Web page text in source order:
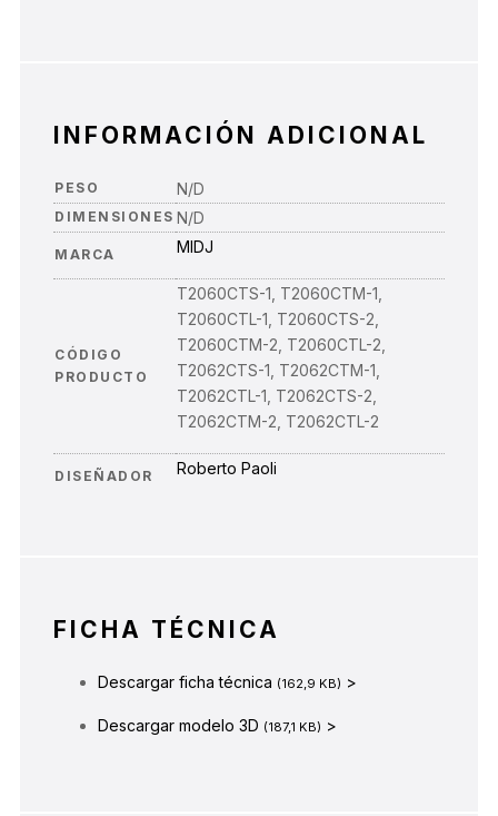
INFORMACIÓN ADICIONAL
PESO N/D
DIMENSIONES N/D
MARCA MIDJ
CÓDIGO
PRODUCTO
T2060CTS-1, T2060CTM-1,
T2060CTL-1, T2060CTS-2,
T2060CTM-2, T2060CTL-2,
T2062CTS-1, T2062CTM-1,
T2062CTL-1, T2062CTS-2,
T2062CTM-2, T2062CTL-2
DISEÑADOR Roberto Paoli
FICHA TÉCNICA
Descargar ficha técnica (162,9 KB) >
Descargar modelo 3D (187,1 KB) >